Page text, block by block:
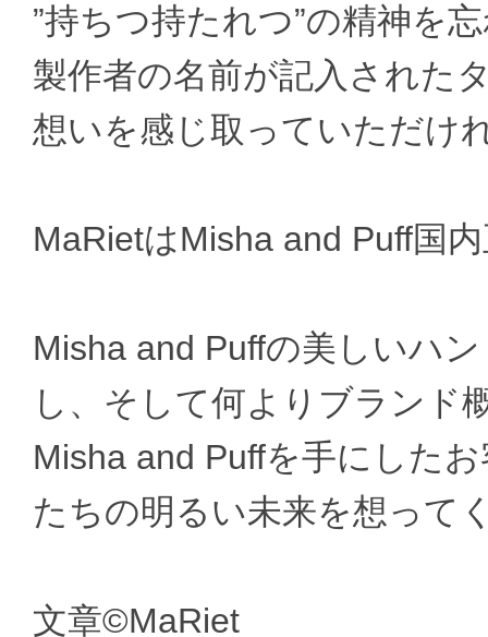
”持ちつ持たれつ”の精神を
製作者の名前が記入された
想いを感じ取っていただけ
MaRietはMisha and Puff国
Misha and Puffの美しいハ
し、そして何よりブラン
Misha and Puffを手にした
たちの明るい未来を想って
文章©MaRiet